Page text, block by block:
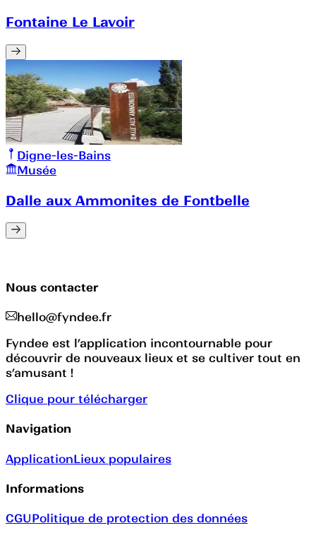
Fontaine Le Lavoir
Digne-les-Bains
Musée
Dalle aux Ammonites de Fontbelle
Nous contacter
hello@fyndee.fr
Fyndee est l’application incontournable pour
découvrir de nouveaux lieux et se cultiver tout en
s’amusant !
Clique pour télécharger
Navigation
ApplicationLieux populaires
Informations
CGUPolitique de protection des données